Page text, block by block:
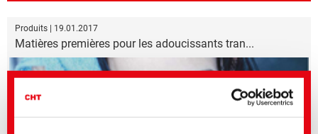
Produits | 19.01.2017
Matières premières pour les adoucissants tran...